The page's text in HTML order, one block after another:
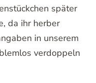
später
da ihr herber
in unserem
verdoppeln